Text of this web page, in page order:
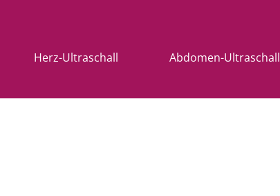
Herz-Ultraschall Abdomen-Ultraschall